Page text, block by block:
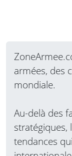
armées, des
mondiale.
Au-delà des
stratégiques,
tendances